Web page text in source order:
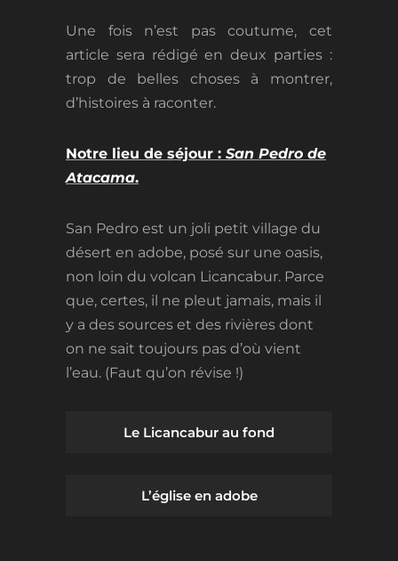
Une fois n’est pas coutume, cet
article sera rédigé en deux parties :
trop de belles choses à montrer,
d’histoires à raconter.
Notre lieu de séjour : San Pedro de
Atacama.
San Pedro est un joli petit village du
désert en adobe, posé sur une oasis,
non loin du volcan Licancabur. Parce
que, certes, il ne pleut jamais, mais il
y a des sources et des rivières dont
on ne sait toujours pas d’où vient
l’eau. (Faut qu’on révise !)
Le Licancabur au fond
L’église en adobe